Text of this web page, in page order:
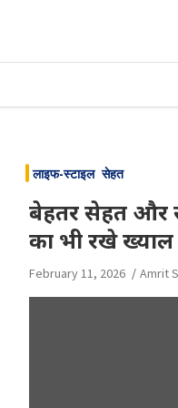
content
लाइफ-स्टाइल सेहत
बेहतर सेहत और
का भी रखे ख्याल
February 11, 2026 Amrit